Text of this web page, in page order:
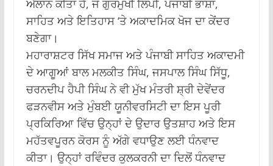
ਐਲਾਨ ਕੀਤਾ ਹੈ, ਜੋ ਗੁਰਮੁਖੀ ਲਿਪੀ, ਪੰਜਾਬੀ ਭਾਸ਼ਾ,
ਸਾਹਿਤ ਅਤੇ ਇਤਿਹਾਸ ‘ਤੇ ਅਕਾਦਮਿਕ ਖੋਜ ਦਾ ਕੇਂਦਰ
ਬਣੇਗਾ।
ਮਹਾਰਾਸ਼ਟਰ ਸਿੱਖ ਸਮਾਜ ਅਤੇ ਪੰਜਾਬੀ ਸਾਹਿਤ ਅਕਾਦਮੀ
ਦੇ ਆਗੂਆਂ ਬਾਲ ਮਲਕੀਤ ਸਿੰਘ, ਜਸਪਾਲ ਸਿੰਘ ਸਿੱਧੂ,
ਚਰਨਦੀਪ ਹੈਪੀ ਸਿੰਘ ਨੇ ਵੀ ਮੁੱਖ ਮੰਤਰੀ ਸ਼੍ਰੀ ਦੇਵੇਂਦਰ
ਫੜਨਵੀਸ ਅਤੇ ਮੁੰਬਈ ਯੂਨੀਵਰਸਿਟੀ ਦਾ ਇਸ ਪੂਰੀ
ਪ੍ਰਕਿਰਿਆ ਵਿੱਚ ਉਨ੍ਹਾਂ ਦੇ ਉਦਾਰ ਉਤਸ਼ਾਹ ਅਤੇ ਇਸ
ਮਹੱਤਵਪੂਰਨ ਕੋਰਸ ਨੂੰ ਅੱਗੇ ਵਧਾਉਣ ਲਈ ਧੰਨਵਾਦ
ਕੀਤਾ। ਉਨ੍ਹਾਂ ਰਵਿੰਦਰ ਕੁਲਕਰਨੀ ਦਾ ਦਿਲੋਂ ਧੰਨਵਾਦ